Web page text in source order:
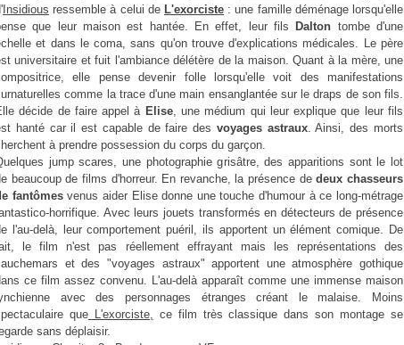
Insidious ressemble à celui de L'exorciste : une famille déménage lorsqu'elle
que leur maison est hantée. En effet, leur fils
Dalton tombe d'une
et dans le coma, sans qu'on trouve d'explications médicales. Le père
universitaire et fuit l'ambiance délétère de la maison. Quant à la mère, une
elle pense devenir folle lorsqu'elle voit des manifestations
comme la trace d'une main ensanglantée sur le draps de son fils.
décide de faire appel à Elise, une médium qui leur explique que leur fils
hanté car il est capable de faire des voyages astraux. Ainsi, des morts
à prendre possession du corps du garçon.
jump scares, une photographie grisâtre, des apparitions sont le lot
beaucoup de films d'horreur. En revanche, la présence dedeux chasseurs
fantômesvenus aider Elise donne une touche d'humour à ce long-métrage
horrifique. Avec leurs jouets transformés en détecteurs de présence
l'au-delà, leur comportement puéril, ils apportent un élément comique. De
le film n'est pas réellement effrayant mais les représentations des
et des "voyages astraux" apportent une atmosphère gothique
ce film assez convenu. L'au-delà apparaît comme une immense maison
avec des personnages étranges créant le malaise. Moins
queL'exorciste, ce film très classique dans son montage se
sans déplaisir.